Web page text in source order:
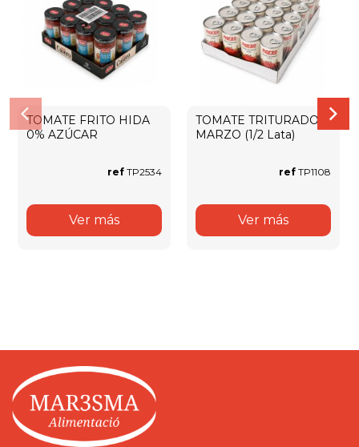
TOMATE FRITO HIDA
0% AZÚCAR
ref TP2534
Ver más
TOMATE TRITURADO
MARZO (1/2 Lata)
ref TP1108
Ver más